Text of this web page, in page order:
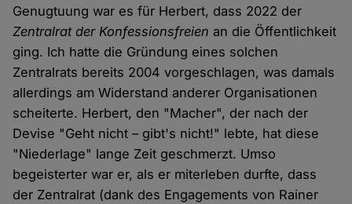
Genugtuung war es für Herbert, dass 2022 der
Zentralrat der Konfessionsfreien an die Öffentlichkeit
ging. Ich hatte die Gründung eines solchen
Zentralrats bereits 2004 vorgeschlagen, was damals
allerdings am Widerstand anderer Organisationen
scheiterte. Herbert, den "Macher", der nach der
Devise "Geht nicht – gibt's nicht!" lebte, hat diese
"Niederlage" lange Zeit geschmerzt. Umso
begeisterter war er, als er miterleben durfte, dass
der Zentralrat (dank des Engagements von Rainer